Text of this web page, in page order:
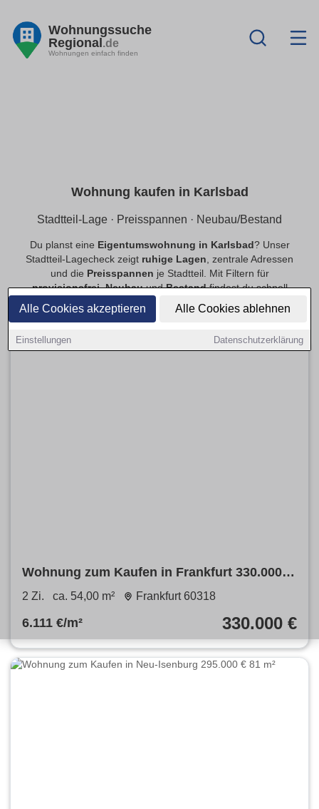
Alle Cookies akzeptieren Alle Cookies ablehnen
Einstellungen Datenschutzerklärung
Wohnungssuche
Regional.de
Wohnungen einfach finden
Wohnung kaufen in Karlsbad
Stadtteil-Lage · Preisspannen · Neubau/Bestand
Du planst eine Eigentumswohnung in Karlsbad ? Unser
Stadtteil-Lagecheck zeigt ruhige Lagen , zentrale Adressen
und die Preisspannen je Stadtteil. Mit Filtern für
provisionsfrei,NeubauundBestandfindest du schnell
passende Angebote.
Wohnung zum Kaufen in Frankfurt 330.000 €
54 m²
2 Zi. ca. 54,00 m² Frankfurt 60318
6.111 €/m² 330.000 €